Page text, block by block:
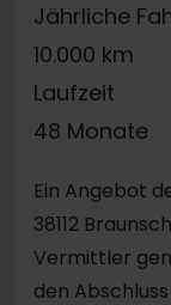
Jährliche
10.000 km
Laufzeit
48 Monate
Ein Angebot
38112
Vermittler
den